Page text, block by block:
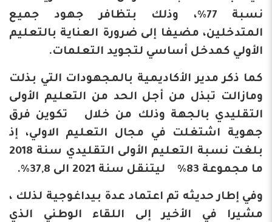
نسبة 77%، وذلك بتظافر جهود جميع
المتدخلين، مضيفا إلى ضرورة العناية بالتعليم
الأولي كمدخل أساسي لتجويد التعلمات.
كما ذكر مدير الأكاديمية بالمجهودات التي بذلت
ومازالت تبذل من أجل الحد من التعليم الأولى
التقليدي بالجهة وذلك من خلال تكوين فرق
جهوية اشتغلت في مجال التعليم الاولي، إذ
بلغت نسبة التعليم الأولى التقليدي سنة 2018
ما مجموعة 83% ليتنقل سنة 2021 الى 37,8%.
وفي إطار حديثه تم اعتماد عدة بيداغوجية لذلك ،
مشيرا في الأخير إلى اللقاء الوطني الذي